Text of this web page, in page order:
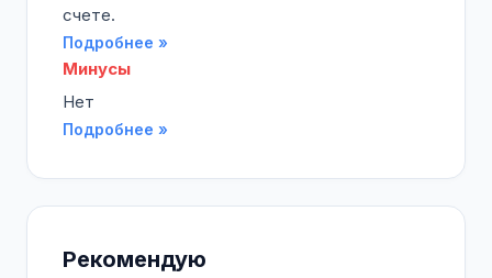
счете.
Подробнее »
Минусы
Нет
Подробнее »
Рекомендую